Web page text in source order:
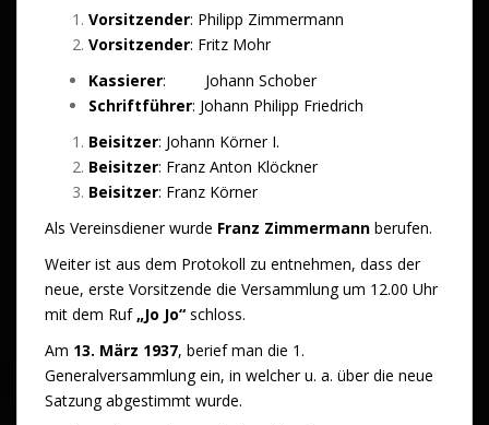
Vorsitzender: Philipp Zimmermann
Vorsitzender: Fritz Mohr
Kassierer: Johann Schober
Schriftführer: Johann Philipp Friedrich
Beisitzer: Johann Körner I.
Beisitzer: Franz Anton Klöckner
Beisitzer: Franz Körner
Als Vereinsdiener wurde Franz Zimmermann berufen.
Weiter ist aus dem Protokoll zu entnehmen, dass der
neue, erste Vorsitzende die Versammlung um 12.00 Uhr
mit dem Ruf„Jo Jo“ schloss.
Am 13. März 1937, berief man die 1.
Generalversammlung ein, in welcher u. a. über die neue
Satzung abgestimmt wurde.